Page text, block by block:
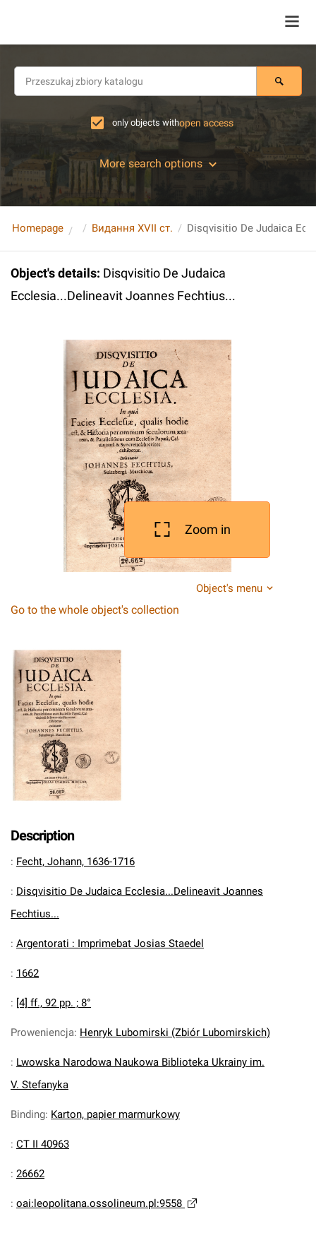
only objects withopen access
More search options
Homepage Видання XVII ст.
Object's details: Disqvisitio De Judaica
Ecclesia...Delineavit Joannes Fechtius...
Zoom in
Object's menu
Go to the whole object's collection
Description
: Fecht, Johann, 1636-1716
: Disqvisitio De Judaica Ecclesia...Delineavit Joannes
Fechtius...
: Argentorati : Imprimebat Josias Staedel
: 1662
: [4] ff., 92 pp. ; 8°
Proweniencja: Henryk Lubomirski (Zbiór Lubomirskich)
: Lwowska Narodowa Naukowa Biblioteka Ukrainy im.
V. Stefanyka
Binding: Karton, papier marmurkowy
: CT II 40963
: 26662
: oai:leopolitana.ossolineum.pl:9558